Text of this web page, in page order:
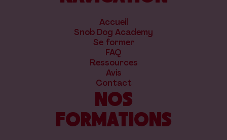
Accueil
Snob Dog Academy
Se former
FAQ
Ressources
Avis
Contact
NOS
FORMATIONS